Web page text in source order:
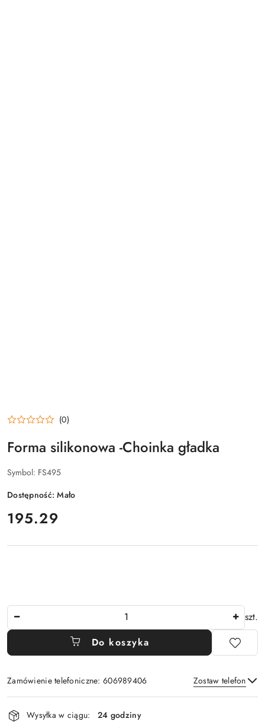
(0)
Forma silikonowa -Choinka gładka
Symbol: FS495
Dostępność:Mało
cena:
195.29
szt.
Do koszyka
Zamówienie telefoniczne: 606989406 Zostaw telefon
Dostępność
i
Wysyłka w ciągu:
24 godziny